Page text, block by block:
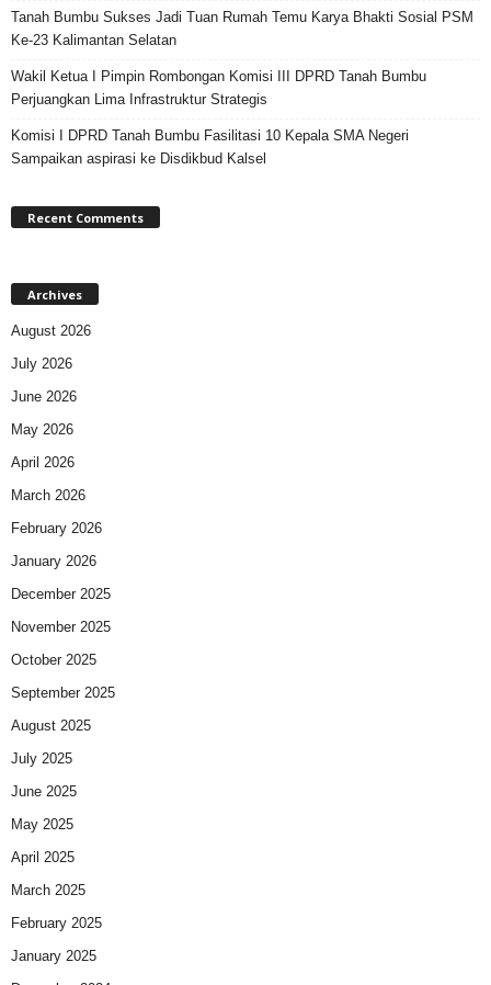
Tanah Bumbu Sukses Jadi Tuan Rumah Temu Karya Bhakti Sosial PSM
Ke-23 Kalimantan Selatan
Wakil Ketua I Pimpin Rombongan Komisi III DPRD Tanah Bumbu
Perjuangkan Lima Infrastruktur Strategis
Komisi I DPRD Tanah Bumbu Fasilitasi 10 Kepala SMA Negeri
Sampaikan aspirasi ke Disdikbud Kalsel
Recent Comments
Archives
August 2026
July 2026
June 2026
May 2026
April 2026
March 2026
February 2026
January 2026
December 2025
November 2025
October 2025
September 2025
August 2025
July 2025
June 2025
May 2025
April 2025
March 2025
February 2025
January 2025